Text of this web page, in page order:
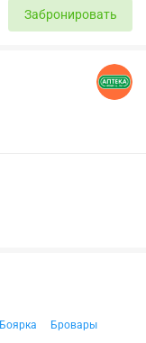
Забронировать
Боярка
Бровары